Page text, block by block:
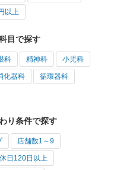
以上
目で探す
科 精神科 小児科
化器科 循環器科
り条件で探す
店舗数1～9
日120日以上